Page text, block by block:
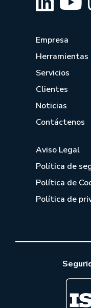
Empresa
Herramientas
Servicios
Clientes
Noticias
Contáctenos
Aviso Legal
Política de
Política de
Política de